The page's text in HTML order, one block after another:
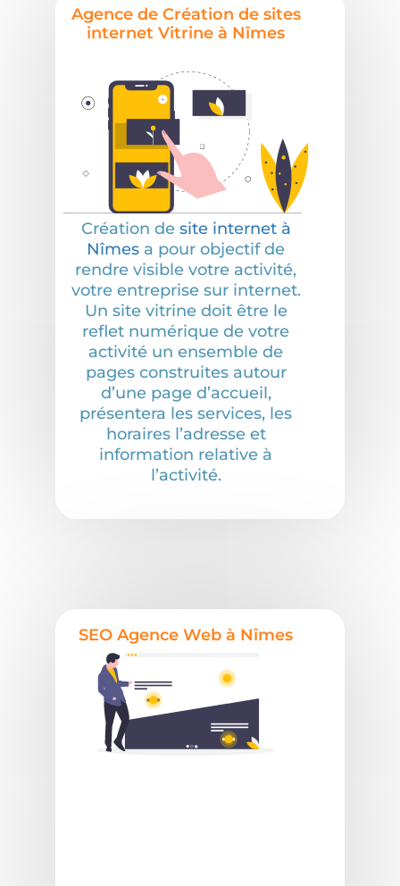
Agence de Création de sites
internet Vitrine à Nîmes
Création desite internet à
Nîmes a pour objectif de
rendre visible votre activité,
votre entreprise sur internet.
Un site vitrine doit être le
reflet numérique de votre
activité un ensemble de
pages construites autour
d’une page d’accueil,
présentera les services, les
horaires l’adresse et
information relative à
l’activité.
SEO Agence Web à Nîmes